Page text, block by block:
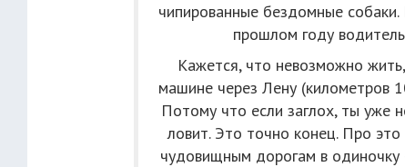
чипированные бездомные
прошлом году
Кажется, что невозможно
машине через Лену (километров
Потому что если заглох, ты уже
ловит. Это точно конец. Про
чудовищным дорогам в одиночку